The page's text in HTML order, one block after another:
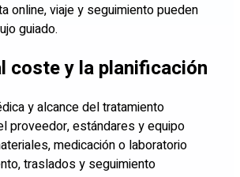
online, viaje y seguimiento pueden
guiado.
coste y la planificación
y alcance del tratamiento
proveedor, estándares y equipo
medicación o laboratorio
traslados y seguimiento